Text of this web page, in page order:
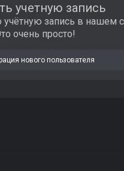
учетную запись
учётную запись в нашем
очень просто!
нового пользователя